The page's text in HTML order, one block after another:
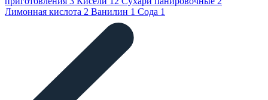
Лимонная кислота 2 Ванилин 1 Сода 1